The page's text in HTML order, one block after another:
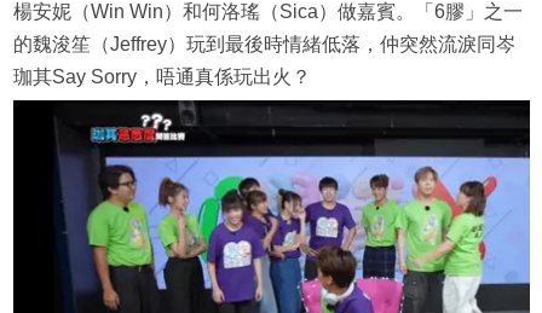
楊安妮（Win Win）和何洛瑤（Sica）做嘉賓。「6膠」之一
的魏浚笙（Jeffrey）玩到最後時情緒低落，仲突然流淚同岑
珈其Say Sorry，唔通真係玩出火？